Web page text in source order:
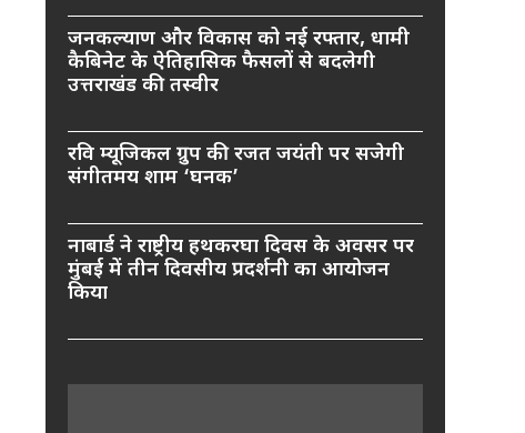
जनकल्याण और विकास को नई रफ्तार, धामी
कैबिनेट के ऐतिहासिक फैसलों से बदलेगी
उत्तराखंड की तस्वीर
रवि म्यूजिकल ग्रुप की रजत जयंती पर सजेगी
संगीतमय शाम ‘घनक’
नाबार्ड ने राष्ट्रीय हथकरघा दिवस के अवसर पर
मुंबई में तीन दिवसीय प्रदर्शनी का आयोजन
किया